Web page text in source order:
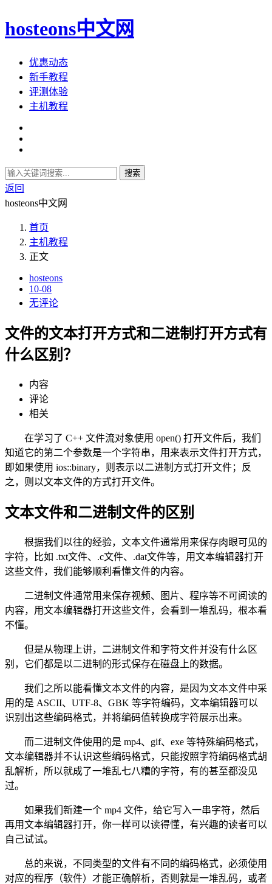
hosteons中文网
优惠动态
新手教程
评测体验
主机教程
搜索
返回
hosteons中文网
首页
主机教程
正文
hosteons
10-08
无评论
文件的文本打开方式和二进制打开方式有
什么区别？
内容
评论
相关
在学习了 C++ 文件流对象使用 open() 打开文件后，我们
知道它的第二个参数是一个字符串，用来表示文件打开方式，
即如果使用 ios::binary，则表示以二进制方式打开文件；反
之，则以文本文件的方式打开文件。
文本文件和二进制文件的区别
根据我们以往的经验，文本文件通常用来保存肉眼可见的
字符，比如 .txt文件、.c文件、.dat文件等，用文本编辑器打开
这些文件，我们能够顺利看懂文件的内容。
二进制文件通常用来保存视频、图片、程序等不可阅读的
内容，用文本编辑器打开这些文件，会看到一堆乱码，根本看
不懂。
但是从物理上讲，二进制文件和字符文件并没有什么区
别，它们都是以二进制的形式保存在磁盘上的数据。
我们之所以能看懂文本文件的内容，是因为文本文件中采
用的是 ASCII、UTF-8、GBK 等字符编码，文本编辑器可以
识别出这些编码格式，并将编码值转换成字符展示出来。
而二进制文件使用的是 mp4、gif、exe 等特殊编码格式，
文本编辑器并不认识这些编码格式，只能按照字符编码格式胡
乱解析，所以就成了一堆乱七八糟的字符，有的甚至都没见
过。
如果我们新建一个 mp4 文件，给它写入一串字符，然后
再用文本编辑器打开，你一样可以读得懂，有兴趣的读者可以
自己试试。
总的来说，不同类型的文件有不同的编码格式，必须使用
对应的程序（软件）才能正确解析，否则就是一堆乱码，或者